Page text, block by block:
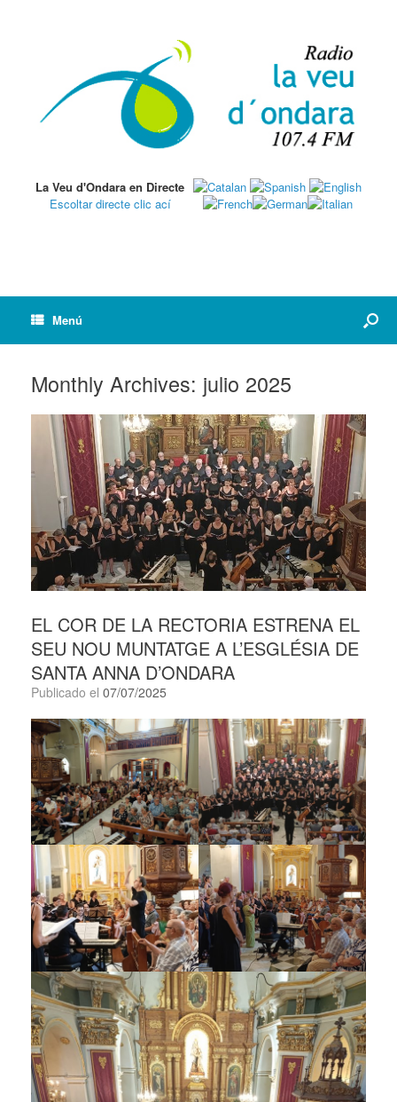
La Veu d'Ondara en Directe
Escoltar directe clic ací
Menú
Monthly Archives: julio 2025
EL COR DE LA RECTORIA ESTRENA EL
SEU NOU MUNTATGE A L’ESGLÉSIA DE
SANTA ANNA D’ONDARA
Publicado el 07/07/2025